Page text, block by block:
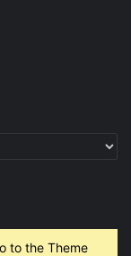
to the Theme